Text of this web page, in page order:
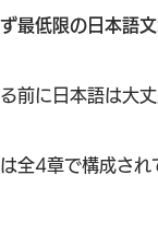
最低限の日本語文
前に日本語は大
全4章で構成され